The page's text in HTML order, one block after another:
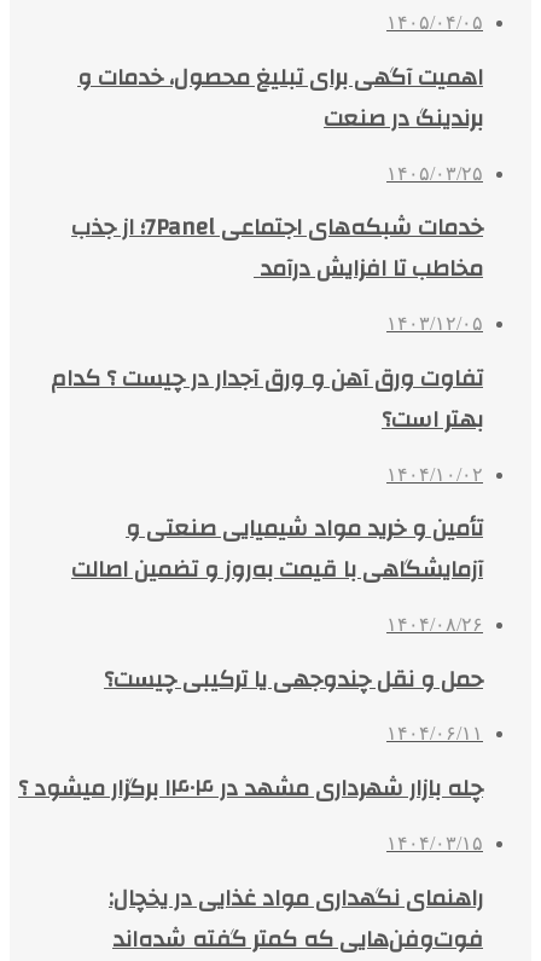
۱۴۰۵/۰۴/۰۵
اهمیت آگهی برای تبلیغ محصول، خدمات و
برندینگ در صنعت
۱۴۰۵/۰۳/۲۵
خدمات شبکه‌های اجتماعی 7Panel؛ از جذب
مخاطب تا افزایش درآمد
۱۴۰۳/۱۲/۰۵
تفاوت ورق آهن و ورق آجدار در چیست ؟ کدام
بهتر است؟
۱۴۰۴/۱۰/۰۲
تأمین و خرید مواد شیمیایی صنعتی و
آزمایشگاهی با قیمت به‌روز و تضمین اصالت
۱۴۰۴/۰۸/۲۶
حمل و نقل چندوجهی یا ترکیبی چیست؟
۱۴۰۴/۰۶/۱۱
چله بازار شهرداری مشهد در ۱۴۰۴ برگزار میشود ؟
۱۴۰۴/۰۳/۱۵
راهنمای نگهداری مواد غذایی در یخچال:
فوت‌وفن‌هایی که کمتر گفته شده‌اند